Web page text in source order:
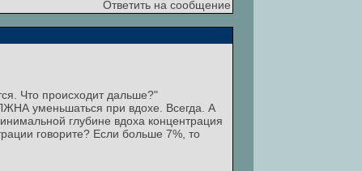
Ответить на сообщение
Что происходит дальше?"
уменьшаться при вдохе. Всегда. А
глубине вдоха концентрация
говорите? Если больше 7%, то